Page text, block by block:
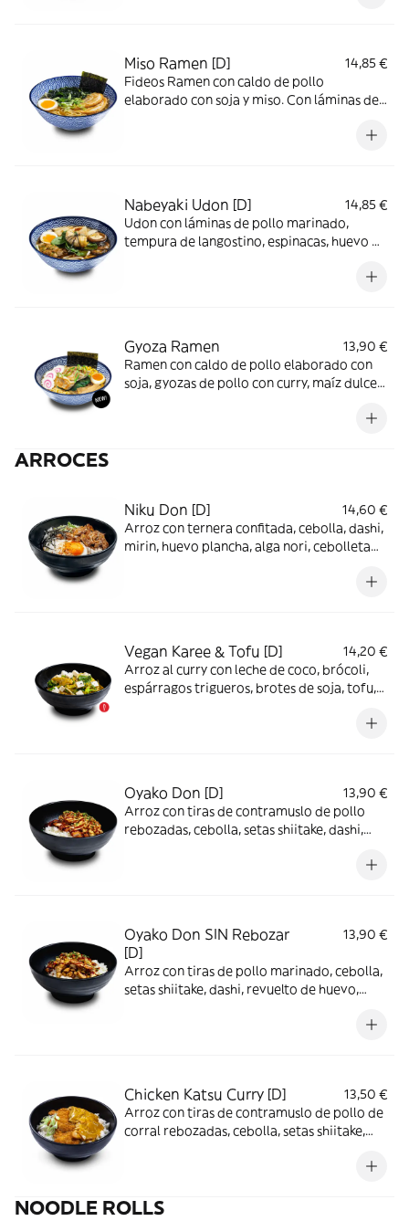
Miso Ramen [D]
14,85 €
Fideos Ramen con caldo de pollo
elaborado con soja y miso. Con láminas de
Nabeyaki Udon [D]
14,85 €
Udon con láminas de pollo marinado,
tempura de langostino, espinacas, huevo de
Gyoza Ramen
13,90 €
Ramen con caldo de pollo elaborado con
soja, gyozas de pollo con curry, maíz dulce,
ARROCES
Niku Don [D]
14,60 €
Arroz con ternera confitada, cebolla, dashi,
mirin, huevo plancha, alga nori, cebolleta
Vegan Karee & Tofu [D]
14,20 €
Arroz al curry con leche de coco, brócoli,
espárragos trigueros, brotes de soja, tofu,
Oyako Don [D]
13,90 €
Arroz con tiras de contramuslo de pollo
rebozadas, cebolla, setas shiitake, dashi,
Oyako Don SIN Rebozar
[D]
13,90 €
Arroz con tiras de pollo marinado, cebolla,
setas shiitake, dashi, revuelto de huevo,
Chicken Katsu Curry [D]
13,50 €
Arroz con tiras de contramuslo de pollo de
corral rebozadas, cebolla, setas shiitake,
NOODLE ROLLS